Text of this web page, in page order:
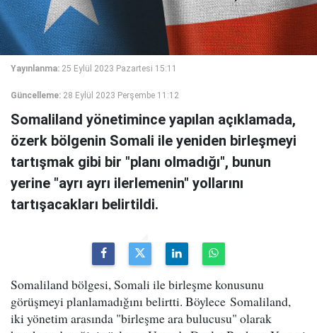
Yayınlanma: 25 Eylül 2023 Pazartesi 15:11
Güncelleme: 28 Eylül 2023 Perşembe 11:12
Somaliland yönetimince yapılan açıklamada,
özerk bölgenin Somali ile yeniden birleşmeyi
tartışmak gibi bir "planı olmadığı", bunun
yerine "ayrı ayrı ilerlemenin" yollarını
tartışacakları belirtildi.
Somaliland bölgesi, Somali ile birleşme konusunu
görüşmeyi planlamadığını belirtti. Böylece Somaliland,
iki yönetim arasında "birleşme ara bulucusu" olarak